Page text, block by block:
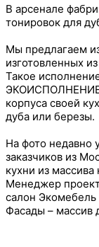
В арсенале
тонировок для
Мы предлагаем
изготовленных
Такое
ЭКОИСПОЛНЕНИЕ.
корпуса своей
дуба или березы.
На фото недавно
заказчиков из
кухни из массива
Менеджер
салон
Фасады – массив